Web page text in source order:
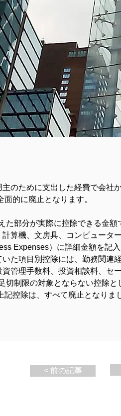
のために支出した経費で会社
的に廃止となります。
た部分が実際に控除できる金
算機、文房具、コンピュー
Expenses）に詳細金額を記
た項目別控除には、勤務関連
管理手数料、投資相談料、
切制限の対象とならない控除
控除は、すべて廃止となりま
< 前の記事